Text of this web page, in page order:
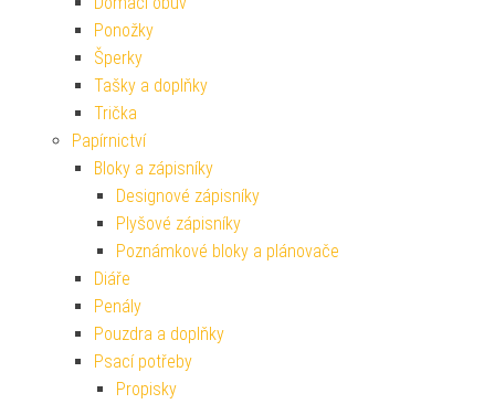
Ponožky
Šperky
Tašky a doplňky
Trička
Papírnictví
Bloky a zápisníky
Designové zápisníky
Plyšové zápisníky
Poznámkové bloky a plánovače
Diáře
Penály
Pouzdra a doplňky
Psací potřeby
Propisky